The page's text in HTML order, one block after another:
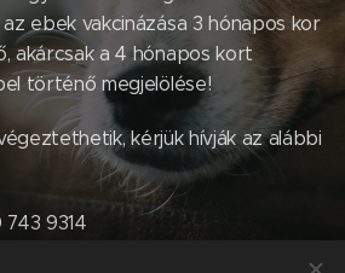
ebek vakcinázása 3 hónapos kor
akárcsak a 4 hónapos kort
történő megjelölése!
kérjük hívják az alábbi
9314